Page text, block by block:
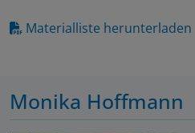
Materialliste herunterladen
Monika Hoffmann